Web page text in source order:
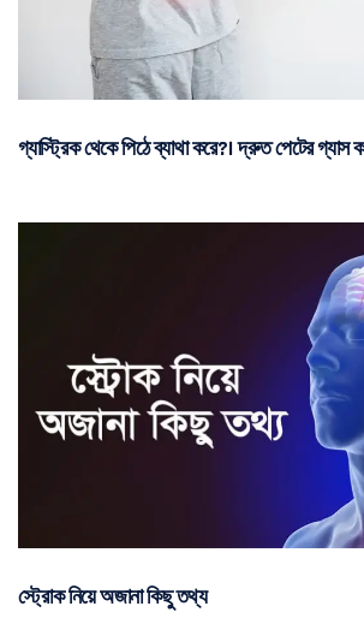
গ্যাস্ট্রিক থেকে পিঠে ব্যাথা করে?। দ্রুত পেটের গ্যাস
স্ট্রোক নিয়ে অজানা কিছু তথ্য